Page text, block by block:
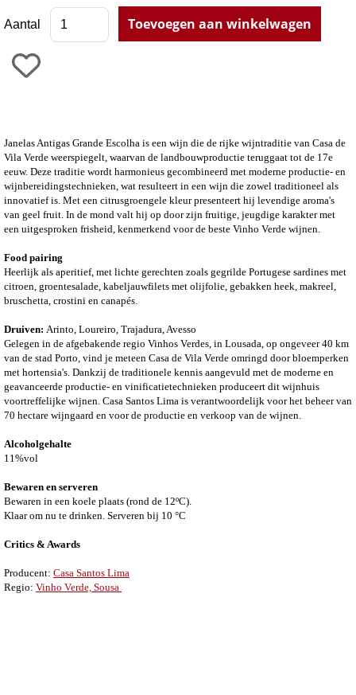
Aantal
Janelas Antigas Grande Escolha is een wijn die de rijke wijntraditie van Casa de
Vila Verde weerspiegelt, waarvan de landbouwproductie teruggaat tot de 17e
eeuw. Deze traditie wordt harmonieus gecombineerd met moderne productie- en
wijnbereidingstechnieken, wat resulteert in een wijn die zowel traditioneel als
innovatief is. Met een citrusgroengele kleur presenteert hij levendige aroma's
van geel fruit. In de mond valt hij op door zijn fruitige, jeugdige karakter met
een uitgesproken frisheid, kenmerkend voor de beste Vinho Verde wijnen.
Food pairing
Heerlijk als aperitief, met lichte gerechten zoals gegrilde Portugese sardines met
citroen, groentesalade, kabeljauwfilets met olijfolie, gebakken heek, makreel,
bruschetta, crostini en canapés.
Druiven: Arinto, Loureiro, Trajadura, Avesso
Gelegen in de afgebakende regio Vinhos Verdes, in Lousada, op ongeveer 40 km
van de stad Porto, vind je meteen Casa de Vila Verde omringd door bloemperken
met hortensia's. Dankzij de traditionele kennis aangevuld met de moderne en
geavanceerde productie- en vinificatietechnieken produceert dit wijnhuis
voortreffelijke wijnen. Casa Santos Lima is verantwoordelijk voor het beheer van
70 hectare wijngaard en voor de productie en verkoop van de wijnen.
Alcoholgehalte
11%vol
Bewaren en serveren
Bewaren in een koele plaats (rond de 12ºC).
Klaar om nu te drinken. Serveren bij 10 °C
Critics & Awards
Producent: Casa Santos Lima
Regio: Vinho Verde, Sousa